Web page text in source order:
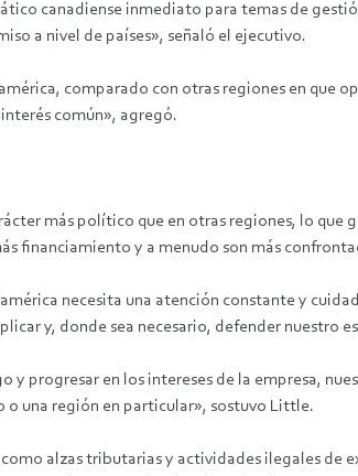
canadiense inmediato para temas de
a nivel de países», señaló el ejecutivo.
comparado con otras regiones en que
común», agregó.
más político que en otras regiones, lo
financiamiento y a menudo son más
necesita una atención constante y
y, donde sea necesario, defender nuestro
progresar en los intereses de la empresa,
o una región en particular», sostuvo Little.
alzas tributarias y actividades ilegales de